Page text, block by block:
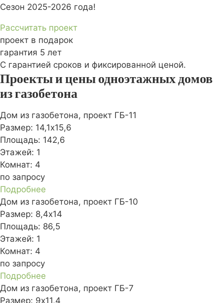
Сезон 2025-2026 года!
Рассчитать проект
проект в подарок
гарантия 5 лет
С гарантией сроков и фиксированной ценой.
Проекты и цены одноэтажных домов
из газобетона
Дом из газобетона, проект ГБ-11
Размер: 14,1х15,6
Площадь: 142,6
Этажей: 1
Комнат: 4
по запросу
Подробнее
Дом из газобетона, проект ГБ-10
Размер: 8,4х14
Площадь: 86,5
Этажей: 1
Комнат: 4
по запросу
Подробнее
Дом из газобетона, проект ГБ-7
Размер: 9х11,4